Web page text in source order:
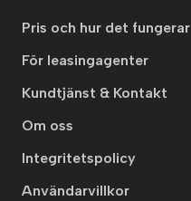
Pris och hur det fungerar
För leasingagenter
Kundtjänst & Kontakt
Om oss
Integritetspolicy
Användarvillkor